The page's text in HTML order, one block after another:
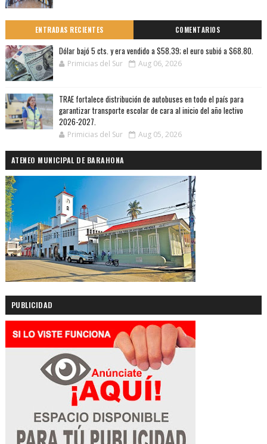
ENTRADAS RECIENTES COMENTARIOS
Dólar bajó 5 cts. y era vendido a $58.39; el euro subió a $68.80.
Primicias del Sur Aug 06, 2026
TRAE fortalece distribución de autobuses en todo el país para
garantizar transporte escolar de cara al inicio del año lectivo
2026-2027.
Primicias del Sur Aug 05, 2026
ATENEO MUNICIPAL DE BARAHONA
PUBLICIDAD